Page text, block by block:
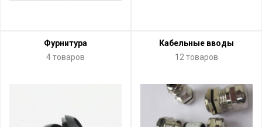
Фурнитура
4 товаров
Кабельные вводы
12 товаров